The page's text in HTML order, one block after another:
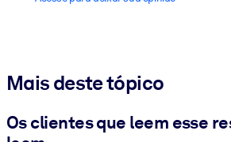
Mais deste tópico
Os clientes que leem esse